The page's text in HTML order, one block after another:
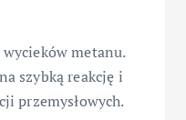
metanu.
szybką reakcję i
przemysłowych.